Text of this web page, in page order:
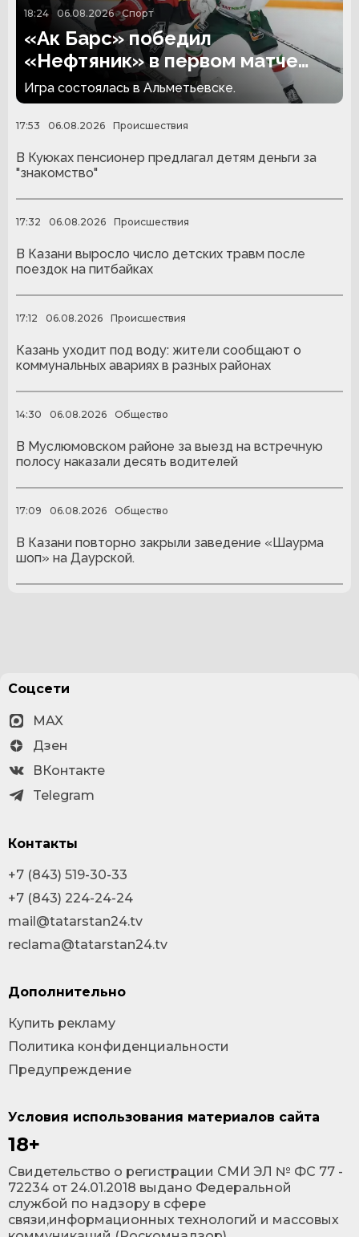
18:24 06.08.2026 Спорт
«Ак Барс» победил
«Нефтяник» в первом матче
сезона
Игра состоялась в Альметьевске.
17:53 06.08.2026 Происшествия
В Куюках пенсионер предлагал детям деньги за
"знакомство"
17:32 06.08.2026 Происшествия
В Казани выросло число детских травм после
поездок на питбайках
17:12 06.08.2026 Происшествия
Казань уходит под воду: жители сообщают о
коммунальных авариях в разных районах
14:30 06.08.2026 Общество
В Муслюмовском районе за выезд на встречную
полосу наказали десять водителей
17:09 06.08.2026 Общество
В Казани повторно закрыли заведение «Шаурма
шоп» на Даурской.
Условия использования материалов сайта
18+
Cвидетельство о регистрации СМИ ЭЛ № ФС 77 -
72234 от 24.01.2018 выдано Федеральной
службой по надзору в сфере
связи,информационных технологий и массовых
Соцсети
MAX
Дзен
ВКонтакте
Telegram
Контакты
+7 (843) 519-30-33
+7 (843) 224-24-24
mail@tatarstan24.tv
reclama@tatarstan24.tv
Дополнительно
Купить рекламу
Политика конфиденциальности
Предупреждение